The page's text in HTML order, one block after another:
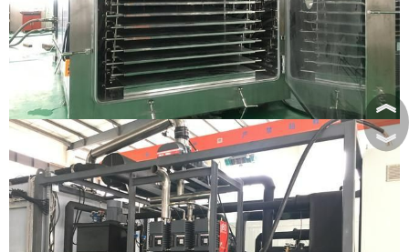
︽
︾